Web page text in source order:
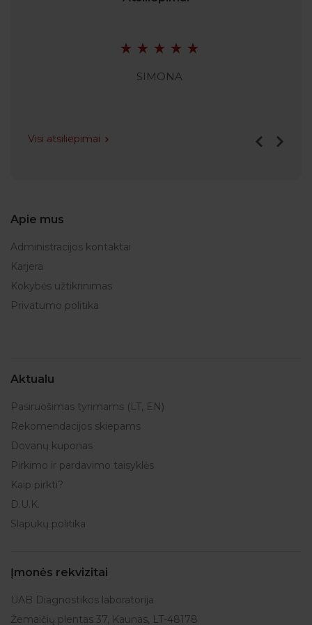
SIMONA
Visi atsiliepimai
Apie mus
Administracijos kontaktai
Karjera
Kokybės užtikrinimas
Privatumo politika
Aktualu
Pasiruošimas tyrimams (LT, EN)
Rekomendacijos skiepams
Dovanų kuponas
Pirkimo ir pardavimo taisyklės
Kaip pirkti?
D.U.K.
Slapukų politika
Įmonės rekvizitai
UAB Diagnostikos laboratorija
Žemaičių plentas 37, Kaunas, LT-48178